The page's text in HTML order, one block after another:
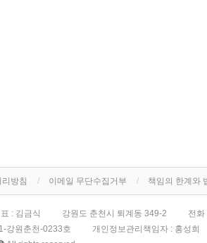
방침 이메일 무단수집거부 책임의 한계와
: 김금식 강원도 춘천시 퇴계동 349-2 전화
강원춘천-0233호 개인정보관리책임자 : 홍성희